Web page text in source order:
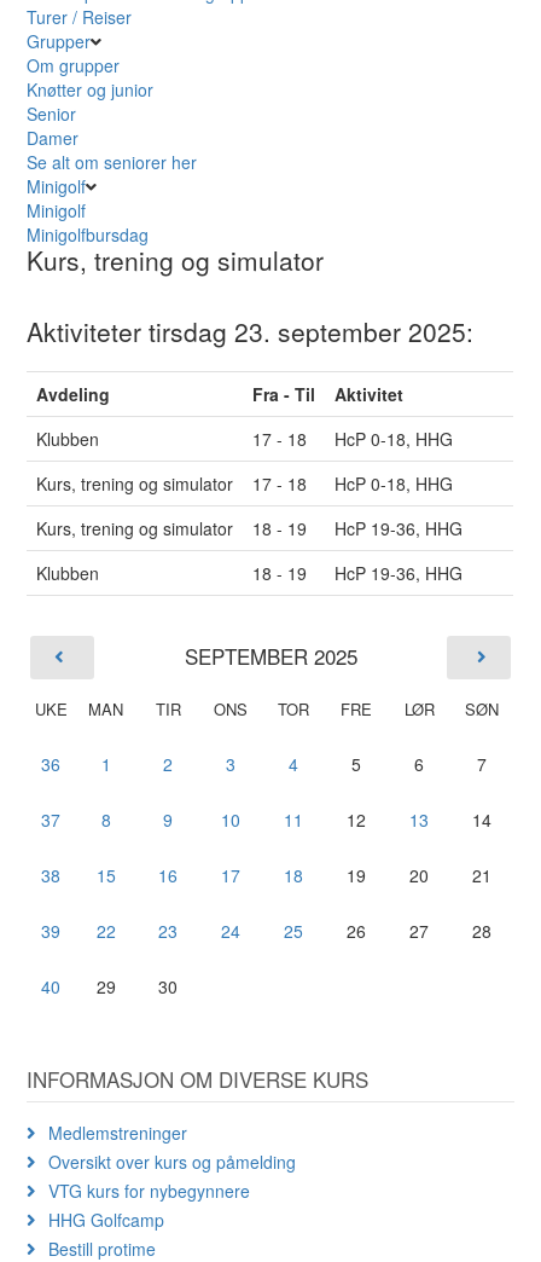
Turer / Reiser
Grupper
Om grupper
Knøtter og junior
Senior
Damer
Se alt om seniorer her
Minigolf
Minigolf
Minigolfbursdag
Kurs, trening og simulator
Aktiviteter tirsdag 23. september 2025:
Avdeling Fra - Til
Aktivitet
Klubben
17 - 18
HcP 0-18, HHG
Kurs, trening og simulator
17 - 18
HcP 0-18, HHG
Kurs, trening og simulator
18 - 19
HcP 19-36, HHG
Klubben
18 - 19 HcP 19-36, HHG
SEPTEMBER 2025
UKE MAN TIR ONS TOR FRE LØR SØN
36 1 2 3 4 5 6 7
37 8 9 10 11 12 13 14
38 15 16 17 18 19 20 21
39 22 23 24 25 26 27 28
40 29 30
INFORMASJON OM DIVERSE KURS
Medlemstreninger
Oversikt over kurs og påmelding
VTG kurs for nybegynnere
HHG Golfcamp
Bestill protime